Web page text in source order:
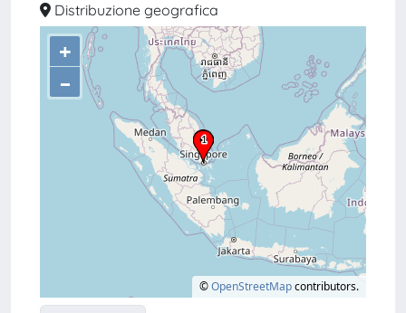
Distribuzione geografica
+
–
©OpenStreetMapcontributors.